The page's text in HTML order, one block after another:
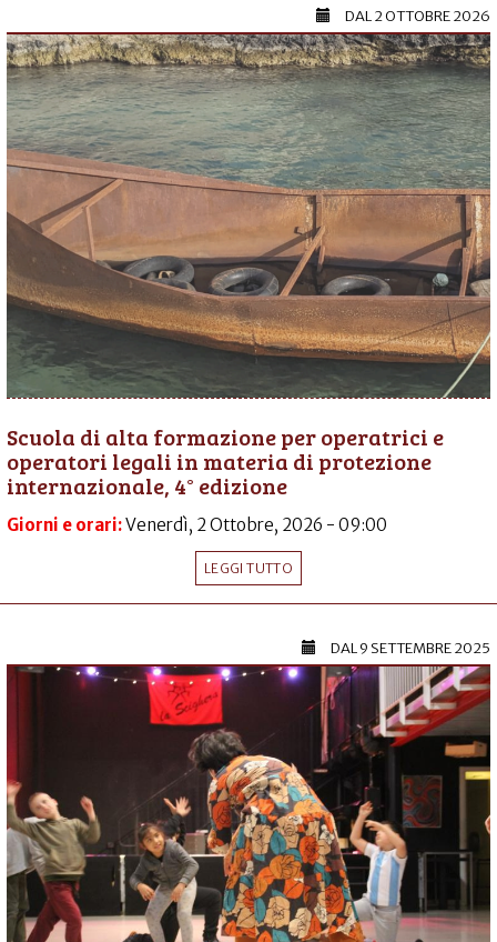
DAL2 OTTOBRE 2026
Scuola di alta formazione per operatrici e
operatori legali in materia di protezione
internazionale, 4° edizione
Giorni e orari:Venerdì, 2 Ottobre, 2026 - 09:00
LEGGI TUTTO
DAL9 SETTEMBRE 2025